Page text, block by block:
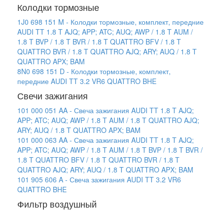
Колодки тормозные
1J0 698 151 M - Колодки тормозные, комплект, передние
AUDI TT 1.8 T AJQ; APP; ATC; AUQ; AWP / 1.8 T AUM /
1.8 T BVP / 1.8 T BVR / 1.8 T QUATTRO BFV / 1.8 T
QUATTRO BVR / 1.8 T QUATTRO AJQ; ARY; AUQ / 1.8 T
QUATTRO APX; BAM
8N0 698 151 D - Колодки тормозные, комплект,
передние AUDI TT 3.2 VR6 QUATTRO BHE
Свечи зажигания
101 000 051 AA - Свеча зажигания AUDI TT 1.8 T AJQ;
APP; ATC; AUQ; AWP / 1.8 T AUM / 1.8 T QUATTRO AJQ;
ARY; AUQ / 1.8 T QUATTRO APX; BAM
101 000 063 AA - Свеча зажигания AUDI TT 1.8 T AJQ;
APP; ATC; AUQ; AWP / 1.8 T AUM / 1.8 T BVP / 1.8 T BVR /
1.8 T QUATTRO BFV / 1.8 T QUATTRO BVR / 1.8 T
QUATTRO AJQ; ARY; AUQ / 1.8 T QUATTRO APX; BAM
101 905 606 A - Свеча зажигания AUDI TT 3.2 VR6
QUATTRO BHE
Фильтр воздушный